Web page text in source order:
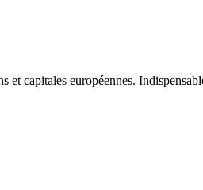
et capitales européennes.